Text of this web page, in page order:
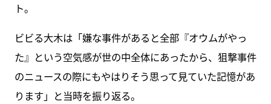
ト。
ビビる大木は「嫌な事件があると全部『オウムがやっ
た』という空気感が世の中全体にあったから、狙撃事件
のニュースの際にもやはりそう思って見ていた記憶があ
ります」と当時を振り返る。